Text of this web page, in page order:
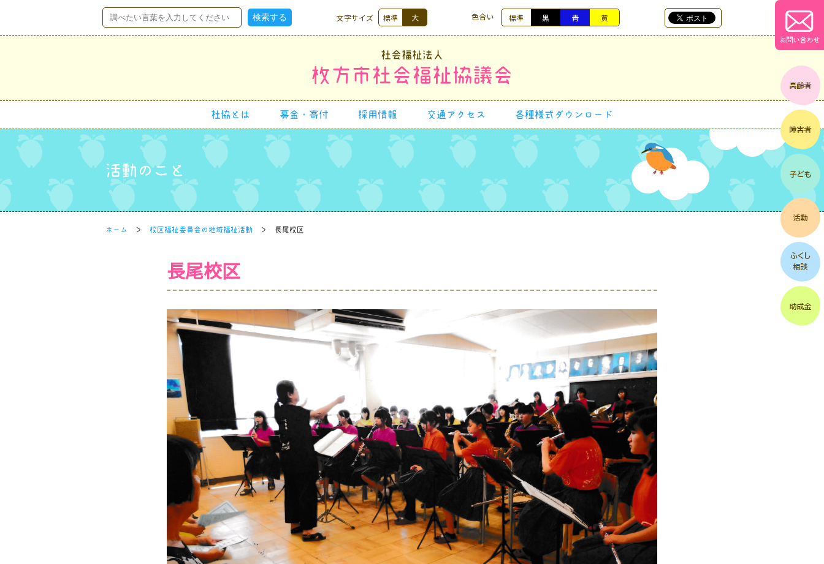
文字サイズ 標準 大 色合い 標準 黒 青 黄
社会福祉法人
枚方市社会福祉協議会
社協とは 募金・寄付 採用情報 交通アクセス 各種様式ダウンロード
お問い合わせ
活動のこと
ホーム 校区福祉委員会の地域福祉活動 長尾校区
長尾校区